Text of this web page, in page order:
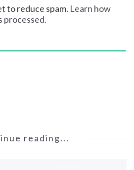
to reduce spam. Learn how
processed.
reading...